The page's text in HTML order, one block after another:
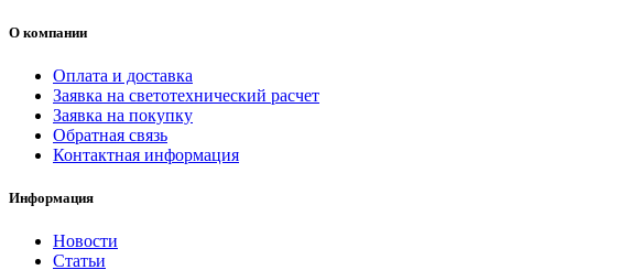
О компании
Оплата и доставка
Заявка на светотехнический расчет
Заявка на покупку
Обратная связь
Контактная информация
Информация
Новости
Статьи